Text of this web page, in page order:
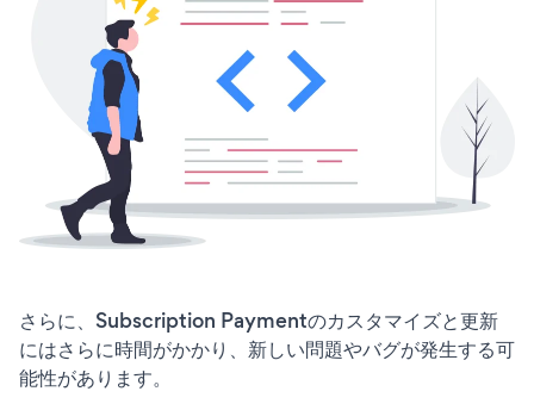
さらに、Subscription Paymentのカスタマイズと更新
にはさらに時間がかかり、新しい問題やバグが発生する可
能性があります。